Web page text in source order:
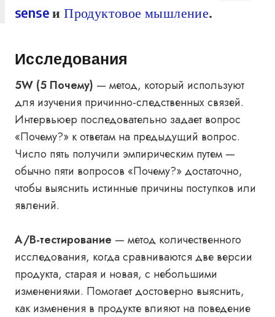
senseиПродуктовое мышление.
Исследования
5W (5 Почему) — метод, который используют
для изучения причинно-следственных связей.
Интервьюер последовательно задает вопрос
«Почему?» к ответам на предыдущий вопрос.
Число пять получили эмпирическим путем —
обычно пяти вопросов «Почему?» достаточно,
чтобы выяснить истинные причины поступков или
явлений.
A/B-тестирование — метод количественного
исследования, когда сравниваются две версии
продукта, старая и новая, с небольшими
изменениями. Помогает достоверно выяснить,
как изменения в продукте влияют на поведение